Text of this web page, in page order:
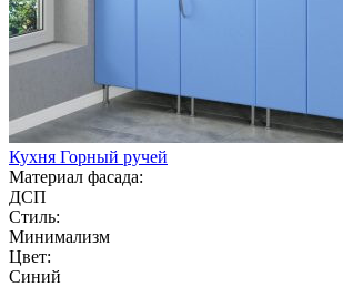
Кухня Горный ручей
Материал фасада:
ДСП
Стиль:
Минимализм
Цвет:
Синий